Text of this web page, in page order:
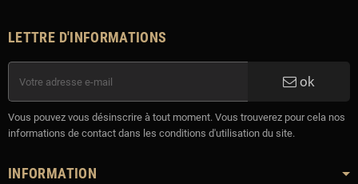
LETTRE D'INFORMATIONS
ok
Vous pouvez vous désinscrire à tout moment. Vous trouverez pour cela nos
informations de contact dans les conditions d'utilisation du site.
INFORMATION